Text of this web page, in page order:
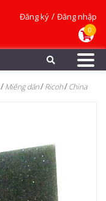
Đăng ký / Đăng nhập
0
Miếng dán Ricoh China